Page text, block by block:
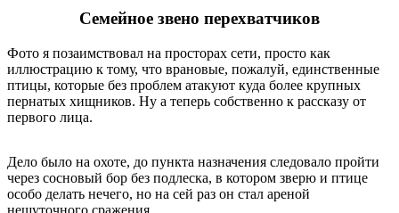
Семейное звено перехватчиков
Фото я позаимствовал на просторах сети, просто как
иллюстрацию к тому, что врановые, пожалуй, единственные
птицы, которые без проблем атакуют куда более крупных
пернатых хищников. Ну а теперь собственно к рассказу от
первого лица.
Дело было на охоте, до пункта назначения следовало пройти
через сосновый бор без подлеска, в котором зверю и птице
особо делать нечего, но на сей раз он стал ареной
нешуточного сражения.